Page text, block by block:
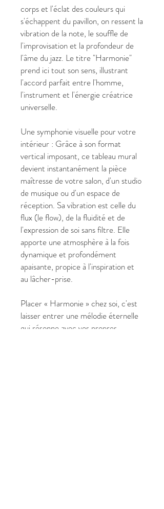
corps et l'éclat des couleurs qui
s'échappent du pavillon, on ressent la
vibration de la note, le souffle de
l'improvisation et la profondeur de
l'âme du jazz. Le titre "Harmonie"
prend ici tout son sens, illustrant
l'accord parfait entre l'homme,
l'instrument et l'énergie créatrice
universelle.
Une symphonie visuelle pour votre
intérieur : Grâce à son format
vertical imposant, ce tableau mural
devient instantanément la pièce
maîtresse de votre salon, d'un studio
de musique ou d'un espace de
réception. Sa vibration est celle du
flux (le flow), de la fluidité et de
l'expression de soi sans filtre. Elle
apporte une atmosphère à la fois
dynamique et profondément
apaisante, propice à l'inspiration et
au lâcher-prise.
Placer « Harmonie » chez soi, c'est
laisser entrer une mélodie éternelle
qui résonne avec vos propres